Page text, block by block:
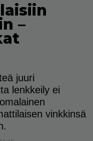
–
juuri
lenkkeily ei
vinkkinsä